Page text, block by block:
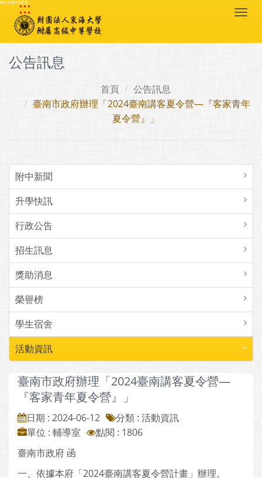
跳到主要內容區塊
:::
公告訊息
首頁
公告訊息
臺南市政府辦理「2024臺南講客夏令營—『客家青年
夏令營』」
附中新聞
升學快訊
行政公告
招生訊息
獎助消息
榮譽榜
學生宿舍
活動資訊
臺南市政府辦理「2024臺南講客夏令營—
『客家青年夏令營』」
日期 : 2024-06-12
分類 : 活動資訊
單位 : 輔導室
點閱 : 1806
臺南市政府 函
一、依據本府「2024臺南講客夏令營計畫」辦理。